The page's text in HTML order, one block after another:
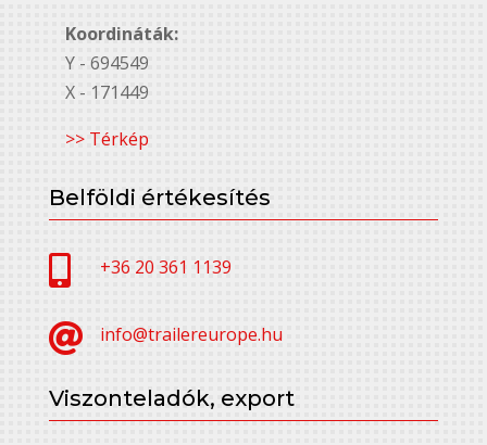
Koordináták:
Y - 694549
X - 171449
>> Térkép
Belföldi értékesítés
 +36 20 361 1139
 info@trailereurope.hu
Viszonteladók, export